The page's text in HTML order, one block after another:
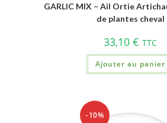
GARLIC MIX – Ail Ortie
de plantes cheval
33,10€ TTC
Ajouter au panier
-10%